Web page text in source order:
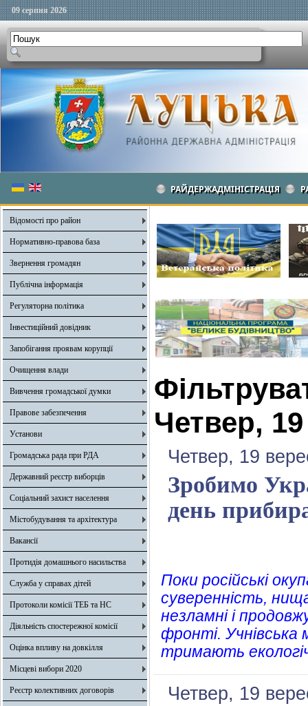
09 серпня 2026
РАЙДЕРЖАДМІНІСТРАЦІЯ
Відомості про район
Нормативно-правова база
Звернення громадян
Публічна інформація
Регуляторна політика
Інвестиційний довідник
Запобігання проявам корупції
Очищення влади
Вивчення громадської думки
Правове забезпечення
Установи
Громадська рада при РДА
Державний реєстр виборців
Соціальний захист населення
Містобудування та архітектура
Вакансії
Протидія домашнього насильства
Служба у справах дітей
Протоколи комісії ТЕБ та НС
Діяльність спостережної комісії
Оцінка впливу на довкілля
Місцеві вибори 2020
Реєстр колективних договорів
Четвер,
Четвер, 19
Зробимо
день
Поки російські
суверенність,
незламні і
фронті. Учнівська
тримають
Четвер, 19